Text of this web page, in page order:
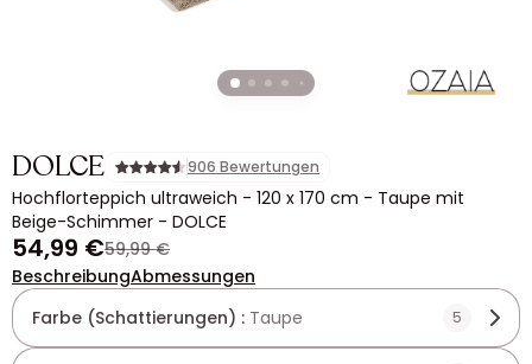
DOLCE 906 Bewertungen
Hochflorteppich ultraweich - 120 x 170 cm - Taupe mit
Beige-Schimmer - DOLCE
54,99 €59,99 €
BeschreibungAbmessungen
Farbe (Schattierungen) : Taupe 5